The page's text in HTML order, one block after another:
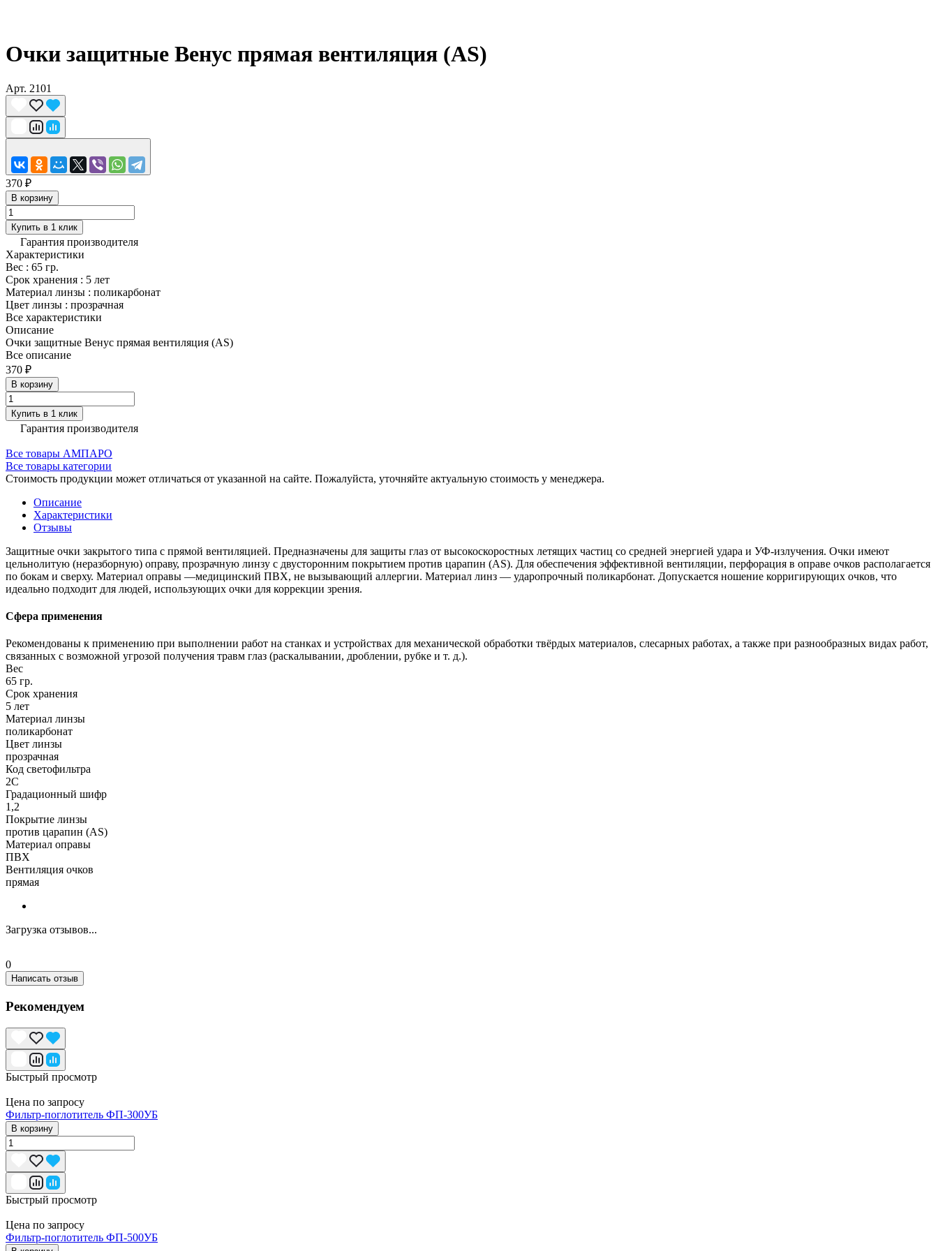
Очки защитные Венус прямая вентиляция (AS)
Арт. 2101
370 ₽
В корзину
Купить в 1 клик
Гарантия производителя
Характеристики
Вес : 65 гр.
Срок хранения : 5 лет
Материал линзы : поликарбонат
Цвет линзы : прозрачная
Все характеристики
Описание
Очки защитные Венус прямая вентиляция (AS)
Все описание
370 ₽
В корзину
Купить в 1 клик
Гарантия производителя
Все товары АМПАРО
Все товары категории
Стоимость продукции может отличаться от указанной на сайте. Пожалуйста, уточняйте актуальную стоимость у менеджера.
Описание
Характеристики
Отзывы
Защитные очки закрытого типа с прямой вентиляцией. Предназначены для защиты глаз от высокоскоростных летящих частиц со средней энергией удара и УФ-излучения. Очки имеют
цельнолитую (неразборную) оправу, прозрачную линзу с двусторонним покрытием против царапин (AS). Для обеспечения эффективной вентиляции, перфорация в оправе очков располагается
по бокам и сверху. Материал оправы —медицинский ПВХ, не вызывающий аллергии. Материал линз — ударопрочный поликарбонат. Допускается ношение корригирующих очков, что
идеально подходит для людей, использующих очки для коррекции зрения.
Сфера применения
Рекомендованы к применению при выполнении работ на станках и устройствах для механической обработки твёрдых материалов, слесарных работах, а также при разнообразных видах работ,
связанных с возможной угрозой получения травм глаз (раскалывании, дроблении, рубке и т. д.).
Вес
65 гр.
Срок хранения
5 лет
Материал линзы
поликарбонат
Цвет линзы
прозрачная
Код светофильтра
2C
Градационный шифр
1,2
Покрытие линзы
против царапин (AS)
Материал оправы
ПВХ
Вентиляция очков
прямая
Загрузка отзывов...
0
Написать отзыв
Рекомендуем
Быстрый просмотр
Цена по запросу
Фильтр-поглотитель ФП-300УБ
В корзину
Быстрый просмотр
Цена по запросу
Фильтр-поглотитель ФП-500УБ